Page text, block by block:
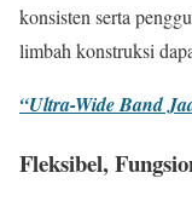
konsisten serta
limbah konstruksi
“Ultra-Wide Band
Fleksibel,